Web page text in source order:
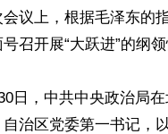
议上，根据毛泽东的
召开展“大跃进”的纲领
日，中共中央政治局
治区党委第一书记，